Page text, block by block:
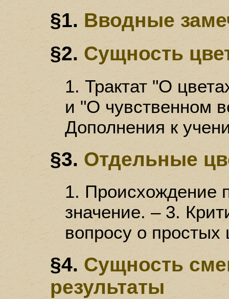
§1.Вводные
§2. Сущность
1. Трактат "О
и "О чувственном
Дополнения к
§3.Отдельные
1. Происхождение
значение. – 3.
вопросу о простых
§4. Сущность
результаты